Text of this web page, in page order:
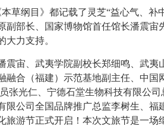
草纲目》都记载了灵芝“益心气、补
部长、国家博物馆首任馆长潘震宙
大力支持。
震宙、武夷学院副校长郑细鸣、武夷
合（福建）示范基地副主任、中国
张光仁、宁德石堂生物科技有限公
公司全国品牌推广总监李树生、福
游节正式开启！本次文旅节是一场